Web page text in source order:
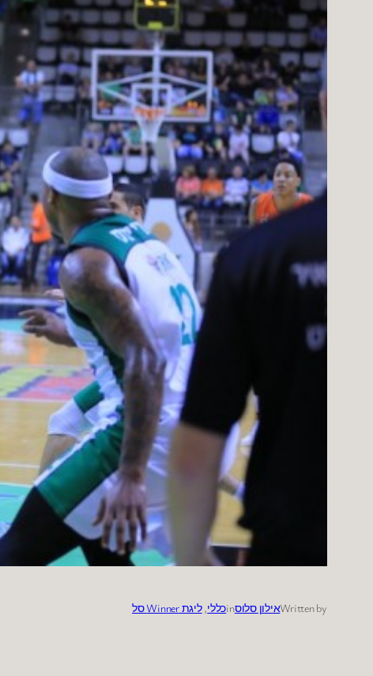
Written byאילון סלוסinכללי, ליגת Winner סל